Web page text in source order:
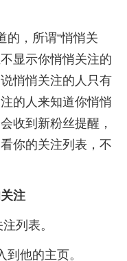
的，所谓“悄悄关
显示你悄悄关注的
悄悄关注的人只有
的人来知道你悄悄
收到新粉丝提醒，
你的关注列表，不
注
列表。
他的主页。